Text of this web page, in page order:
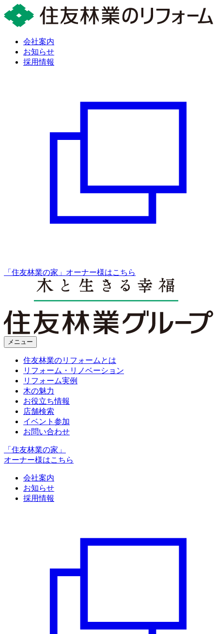
会社案内
お知らせ
採用情報
「住友林業の家」オーナー様はこちら
メニュー
住友林業のリフォームとは
リフォーム・リノベーション
リフォーム実例
木の魅力
お役立ち情報
店舗検索
イベント参加
お問い合わせ
「住友林業の家」
オーナー様はこちら
会社案内
お知らせ
採用情報